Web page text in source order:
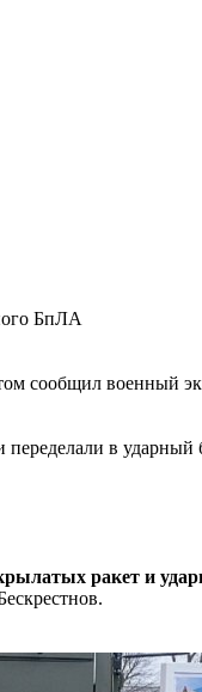
сообщил военный
переделали в ударный
ракет и